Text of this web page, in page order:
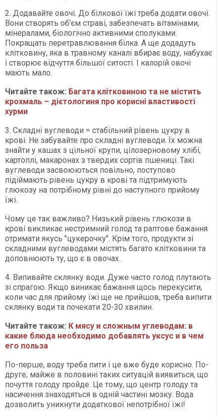
2. Додавайте овочі. До білкової їжі треба додати овочі.
Вони створять об'єм страві, забезпечать вітамінами,
мінералами, біологічно активними сполуками.
Покращать перетравлювання білка. А ще додадуть
клітковину, яка в травному каналі вбирає воду, набухає
і створює відчуття більшої ситості. І калорій овочі
мають мало.
Читайте також: Багата клітковиною та не містить
крохмаль – дієтологиня про корисні властивості
хурми
3. Складні вуглеводи = стабільний рівень цукру в
крові. Не забувайте про складні вуглеводи. Їх можна
знайти у кашах з цільної крупи, цілозерновому хлібі,
картоплі, макаронах з твердих сортів пшениці. Такі
вуглеводи засвоюються повільно, поступово
підіймають рівень цукру в крові та підтримують
глюкозу на потрібному рівні до наступного прийому
їжі.
Чому це так важливо? Низький рівень глюкози в
крові викликає нестримний голод та раптове бажання
отримати якусь "цукерочку". Крім того, продукти зі
складними вуглеводами містять багато клітковини та
доповнюють ту, що є в овочах.
4. Випивайте склянку води. Дуже часто голод плутають
зі спрагою. Якщо виникає бажання щось перекусити,
коли час для прийому їжі ще не прийшов, треба випити
склянку води та почекати 20-30 хвилин.
Читайте також: К мясу и сложным углеводам: в
какие блюда необходимо добавлять уксус и в чем
его польза
По-перше, воду треба пити і це вже буде корисно. По-
друге, майже в половині таких ситуацій виявиться, що
почуття голоду пройде. Це тому, що центр голоду та
насичення знаходяться в одній частині мозку. Вода
дозволить уникнути додаткової непотрібної їжі!